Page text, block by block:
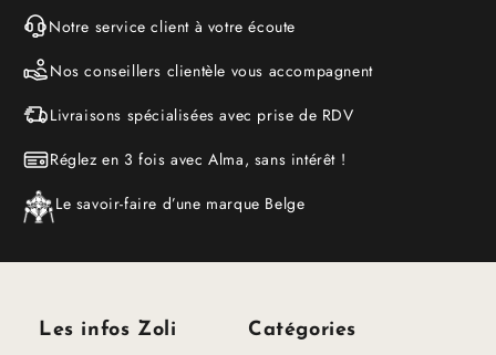
Notre service client à votre écoute
Nos conseillers clientèle vous accompagnent
Livraisons spécialisées avec prise de RDV
Réglez en 3 fois avec Alma, sans intérêt !
Le savoir-faire d’une marque Belge
Les infos Zoli Catégories